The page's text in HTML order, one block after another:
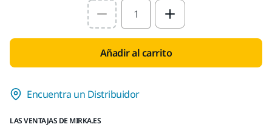
Select quantity value
Añadir al carrito
Encuentra un Distribuidor
LAS VENTAJAS DE MIRKA.ES